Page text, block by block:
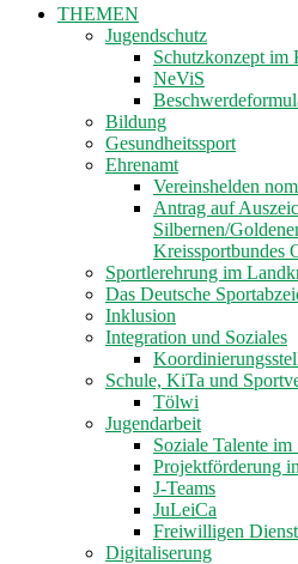
THEMEN
Jugendschutz
Schutzkonzept im
NeViS
Bildung
Gesundheitssport
Ehrenamt
Vereinshelden
Antrag auf
Silbernen/
Kreissportbundes
Sportlerehrung im
Das Deutsche
Inklusion
Integration und Soziales
Schule, KiTa und
Tölwi
Jugendarbeit
Soziale Talente im
Projektförderung
J-Teams
JuLeiCa
Freiwilligen
Digitaliserung